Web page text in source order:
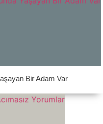
Bir Adam Var